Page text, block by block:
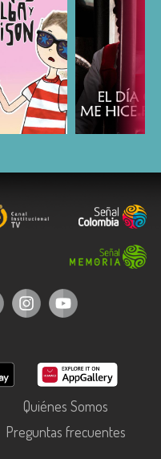
ESCUCHAR
Quiénes Somos
Preguntas frecuentes